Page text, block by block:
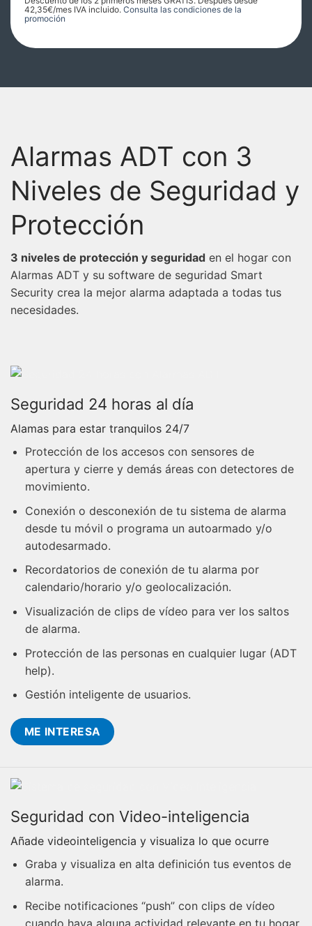
42,35€/mes IVA incluido. Consulta las condiciones de la
promoción
Alarmas ADT con 3
Niveles de Seguridad y
Protección
3 niveles de protección y seguridad en el hogar con
Alarmas ADT y su software de seguridad Smart
Security crea la mejor alarma adaptada a todas tus
necesidades.
Seguridad 24 horas al día
Alamas para estar tranquilos 24/7
Protección de los accesos con sensores de
apertura y cierre y demás áreas con detectores de
movimiento.
Conexión o desconexión de tu sistema de alarma
desde tu móvil o programa un autoarmado y/o
autodesarmado.
Recordatorios de conexión de tu alarma por
calendario/horario y/o geolocalización.
Visualización de clips de vídeo para ver los saltos
de alarma.
Protección de las personas en cualquier lugar (ADT
help).
Gestión inteligente de usuarios.
ME INTERESA
Seguridad con Video-inteligencia
Añade videointeligencia y visualiza lo que ocurre
Graba y visualiza en alta definición tus eventos de
alarma.
Recibe notificaciones “push” con clips de vídeo
cuando haya alguna actividad relevante en tu hogar.